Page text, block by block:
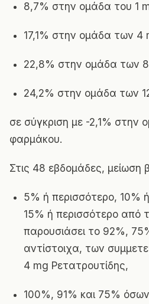
8,7% στην ομάδα του 1
17,1% στην ομάδα των 4
22,8% στην ομάδα των
24,2% στην ομάδα των
σε σύγκριση με -2,1% στην
φαρμάκου.
Στις 48 εβδομάδες, μείωση
5% ή περισσότερο, 10%
15% ή περισσότερο από
παρουσιάσει το 92%,
αντίστοιχα, των
4 mg Ρετατρουτίδης,
100%, 91% και 75%